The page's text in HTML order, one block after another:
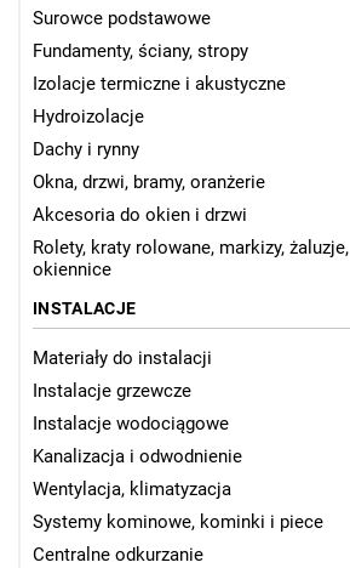
Surowce podstawowe
Fundamenty, ściany, stropy
Izolacje termiczne i akustyczne
Hydroizolacje
Dachy i rynny
Okna, drzwi, bramy, oranżerie
Akcesoria do okien i drzwi
Rolety, kraty rolowane, markizy, żaluzje,
okiennice
INSTALACJE
Materiały do instalacji
Instalacje grzewcze
Instalacje wodociągowe
Kanalizacja i odwodnienie
Wentylacja, klimatyzacja
Systemy kominowe, kominki i piece
Centralne odkurzanie